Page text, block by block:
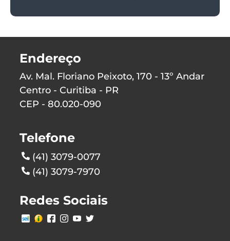
Endereço
Av. Mal. Floriano Peixoto, 170 - 13º Andar
Centro - Curitiba - PR
CEP - 80.020-090
Telefone
(41) 3079-0077
(41) 3079-7970
Redes Sociais